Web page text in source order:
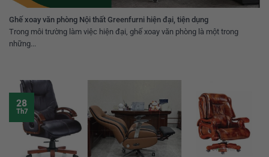
Ghế xoay văn phòng Nội thất Greenfurni hiện đại, tiện dụng
Trong môi trường làm việc hiện đại, ghế xoay văn phòng là một trong
những...
28
Th7